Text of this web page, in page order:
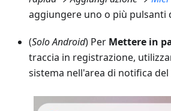
aggiungere uno o più pulsanti
(Solo Android) Per Mettere in
traccia in registrazione,
sistema nell'area di notifica